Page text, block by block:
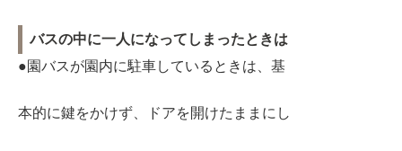
バスの中に一人になってしまったときは
●園バスが園内に駐車しているときは、基
本的に鍵をかけず、ドアを開けたままにし